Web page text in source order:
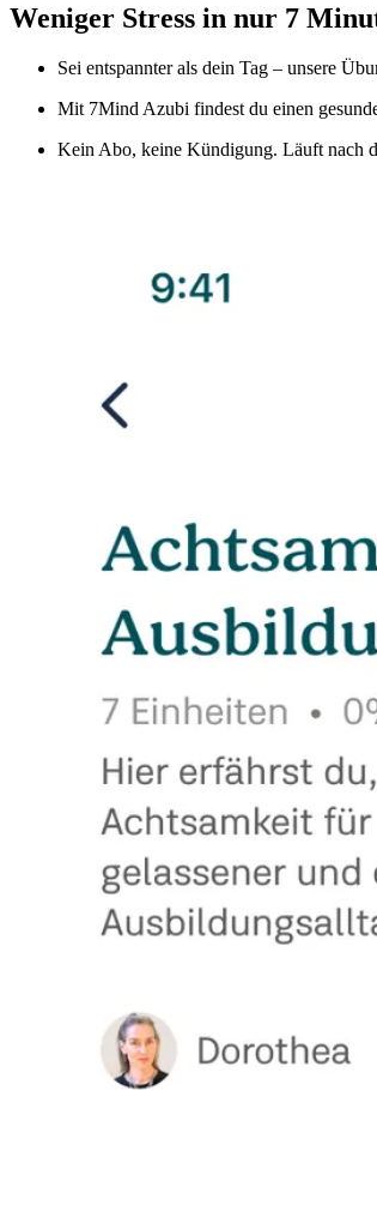
Weniger Stress in nur 7
Sei entspannter als dein Tag – unsere
Mit 7Mind Azubi findest du einen
Kein Abo, keine Kündigung. Läuft nach